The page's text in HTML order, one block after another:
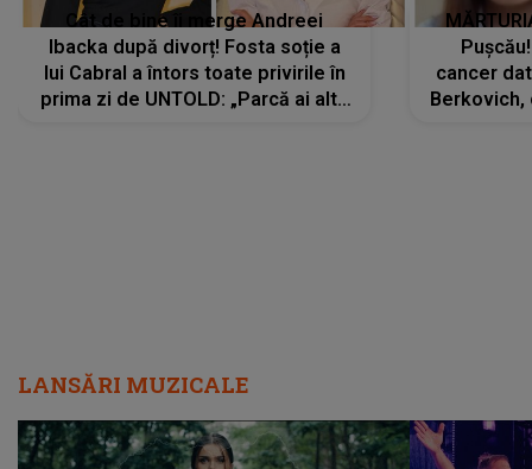
Cât de bine îi merge Andreei
Ibacka după divorț! Fosta soție a
lui Cabral a întors toate privirile în
prima zi de UNTOLD: „Parcă ai altă
cancer
Berkovich,
LANSĂRI MUZICALE